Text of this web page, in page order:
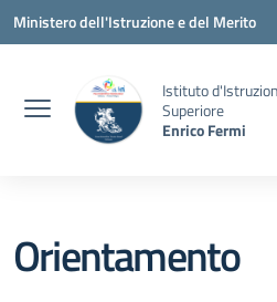
Vai ai contenuti
Vai al menu di navigazione
Vai al footer
Ministero dell'Istruzione e del Merito
Istituto
Superiore
Enrico Fermi
Orientamento